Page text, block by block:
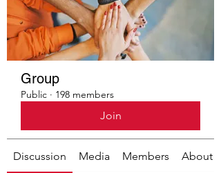
Group
Public · 198 members
Join
Discussion Media Members About